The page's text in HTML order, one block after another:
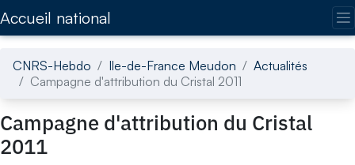
Accueil national
CNRS-Hebdo Ile-de-France Meudon
Actualités
Campagne d'attribution du Cristal 2011
Campagne d'attribution du Cristal
2011